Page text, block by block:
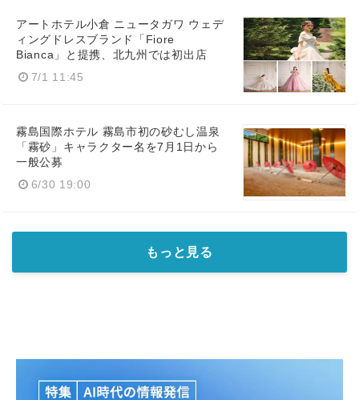
アートホテル小倉 ニュータガワ ウェデ
ィングドレスブランド「Fiore
Bianca」と提携、北九州では初出店
7/1 11:45
霧島国際ホテル 霧島市初の砂むし温泉
「霧砂」キャラクター名を7月1日から
一般公募
6/30 19:00
もっと見る